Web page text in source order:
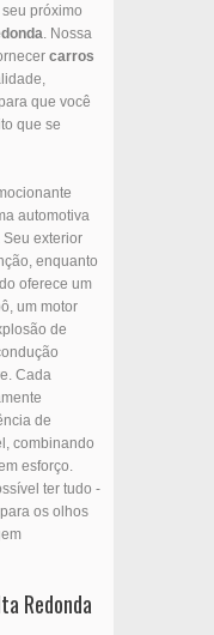
próximo
. Nossa
carros
que você
que se
automotiva
exterior
enquanto
oferece um
um motor
de
Cada
de
combinando
esforço.
ter tudo -
os olhos
Redonda